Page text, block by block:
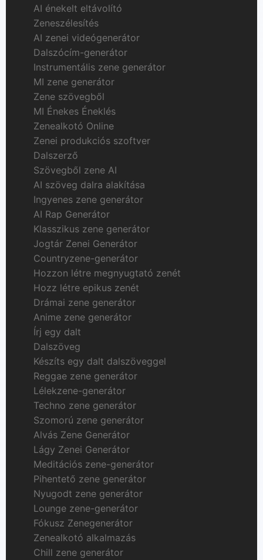
AI énekelt eltávolító
Zeneszélesítés
AI zenei videógenerátor
Dalszócím-generátor
Instrumentális zene generátor
MI zene generátor
Zene szövegből
MI Énekes Éneklés
Zenealkotó Online
Zenei produkciós szoftver
Dalszerző
Szövegből zene AI
AI szöveg dalra alakítása
Ingyenes zene generátor
AI Rap Generátor
Klasszikus zene generátor
Jogtár Zenei Generátor
Countryzene-generátor
Hozzon létre megnyugtató zenét
Hozz létre epikus zenét
Drámai zene generátor
Anime zene generátor
Írj egy dalt
Dalszöveg
Készíts egy dalt dalszöveggel
Reggae zene generátor
Lélekzene-generátor
Techno zene generátor
Szomorú zene generátor
Alvás Zene Generátor
Lágy Zenei Generátor
Meditációs zene-generátor
Pihentető zene generátor
Nyugodt zene generátor
Lounge zene-generátor
Fókusz Zenegenerátor
Zenealkotó alkalmazás
Chill zene generátor